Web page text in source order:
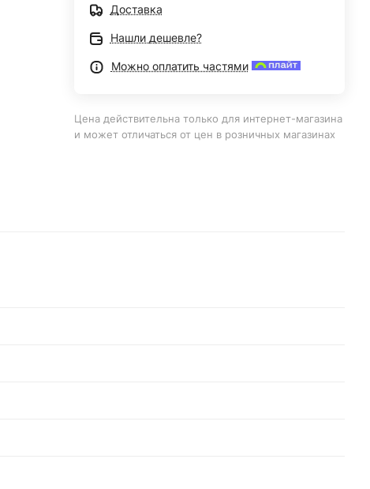
Доставка
Нашли дешевле?
Можно оплатить частями
Цена действительна только для интернет-магазина
и может отличаться от цен в розничных магазинах